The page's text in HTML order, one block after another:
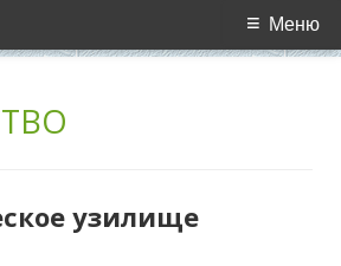
Взаимодействие
Меню
узилище